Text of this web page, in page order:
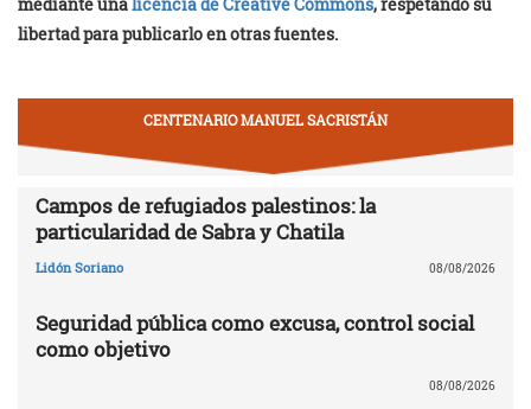
libertad para publicarlo en otras fuentes.
CENTENARIO MANUEL SACRISTÁN
Campos de refugiados palestinos: la
particularidad de Sabra y Chatila
Lidón Soriano 08/08/2026
Seguridad pública como excusa, control social
como objetivo
08/08/2026